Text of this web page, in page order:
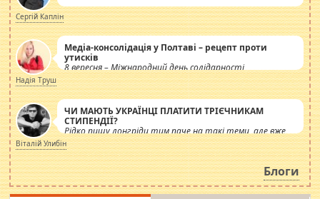
Сергій Каплін
Медіа-консолідація у Полтаві – рецепт проти
утисків
8 вересня – Міжнародний день солідарності
журналістів.
Надія Труш
ЧИ МАЮТЬ УКРАЇНЦІ ПЛАТИТИ ТРІЄЧНИКАМ
СТИПЕНДІЇ?
Рідко пишу лонгріди тим паче на такі теми, але вже
просто дістало! Обурюють сьогоднішні інсенуації
навколо стипендіального питання. Штучно
роздувається ще одна соціальна катастрофа.
Віталій Улибін
Блоги